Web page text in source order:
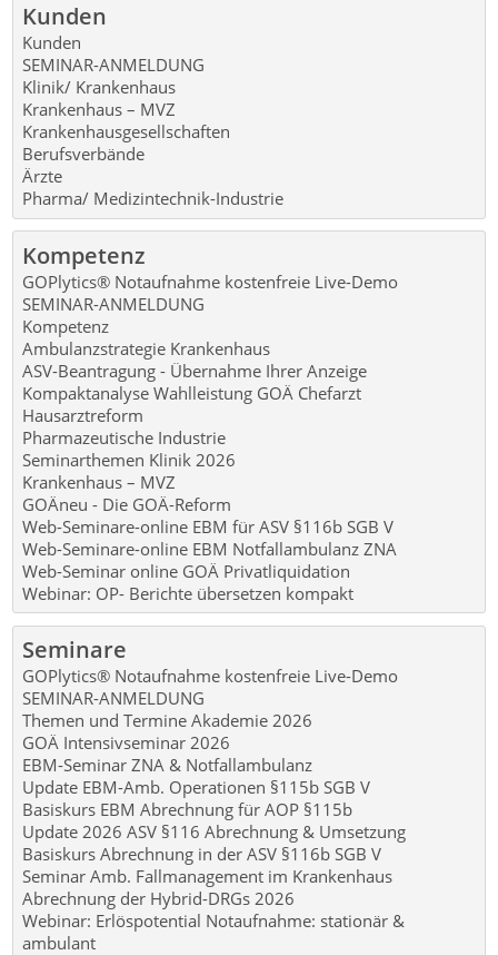
Kunden
Kunden
SEMINAR-ANMELDUNG
Klinik/ Krankenhaus
Krankenhaus – MVZ
Krankenhausgesellschaften
Berufsverbände
Ärzte
Pharma/ Medizintechnik-Industrie
Kompetenz
GOPlytics® Notaufnahme kostenfreie Live-Demo
SEMINAR-ANMELDUNG
Kompetenz
Ambulanzstrategie Krankenhaus
ASV-Beantragung - Übernahme Ihrer Anzeige
Kompaktanalyse Wahlleistung GOÄ Chefarzt
Hausarztreform
Pharmazeutische Industrie
Seminarthemen Klinik 2026
Krankenhaus – MVZ
GOÄneu - Die GOÄ-Reform
Web-Seminare-online EBM für ASV §116b SGB V
Web-Seminare-online EBM Notfallambulanz ZNA
Web-Seminar online GOÄ Privatliquidation
Webinar: OP- Berichte übersetzen kompakt
Seminare
GOPlytics® Notaufnahme kostenfreie Live-Demo
SEMINAR-ANMELDUNG
Themen und Termine Akademie 2026
GOÄ Intensivseminar 2026
EBM-Seminar ZNA & Notfallambulanz
Update EBM-Amb. Operationen §115b SGB V
Basiskurs EBM Abrechnung für AOP §115b
Update 2026 ASV §116 Abrechnung & Umsetzung
Basiskurs Abrechnung in der ASV §116b SGB V
Seminar Amb. Fallmanagement im Krankenhaus
Abrechnung der Hybrid-DRGs 2026
Webinar: Erlöspotential Notaufnahme: stationär &
ambulant